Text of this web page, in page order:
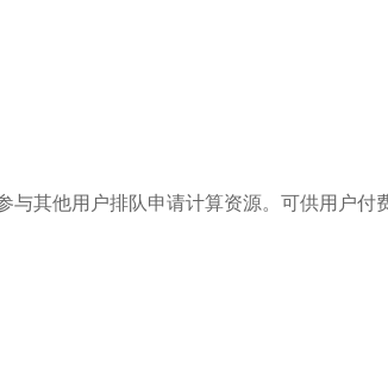
其他用户排队申请计算资源。可供用户付